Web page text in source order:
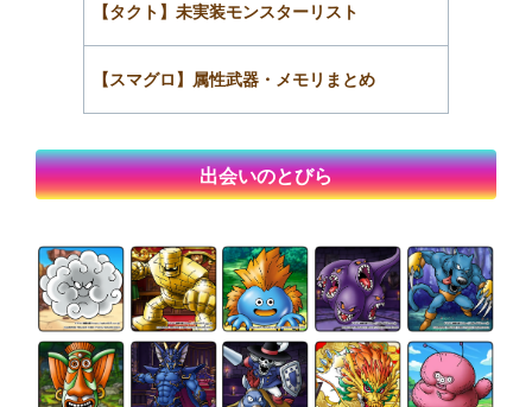
【タクト】未実装モンスターリスト
【スマグロ】属性武器・メモリまとめ
出会いのとびら